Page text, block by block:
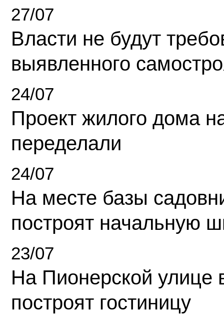
27/07
Власти не будут
выявленного
24/07
Проект жилого дома
переделали
24/07
На месте базы
построят начальную
23/07
На Пионерской улице
построят гостиницу